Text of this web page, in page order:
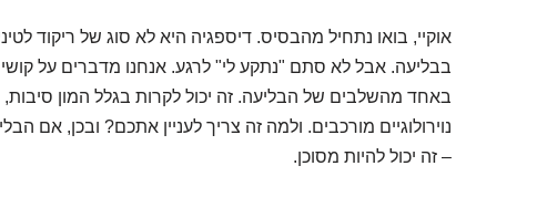
אוקיי, בואו נתחיל מהבסיס. דיספגיה היא לא סוג של ריקוד
בבליעה. אבל לא סתם "נתקע לי" לרגע. אנחנו מדברים על
באחד מהשלבים של הבליעה. זה יכול לקרות בגלל המון
נוירולוגיים מורכבים. ולמה זה צריך לעניין אתכם? ובכן,
– זה יכול להיות מסוכן.